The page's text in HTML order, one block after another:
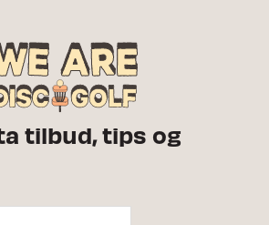
tilbud, tips og